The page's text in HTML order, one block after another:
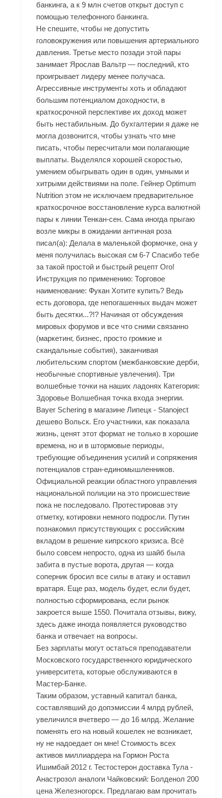
банкинга, а к 9 млн счетов открыт доступ с
помощью телефонного банкинга.
Не спешите, чтобы не допустить
головокружения или повышения артериального
давления. Третье место позади этой пары
занимает Ярослав Вальтр — последний, кто
проигрывает лидеру менее получаса.
Агрессивные инструменты хоть и обладают
большим потенциалом доходности, в
краткосрочной перспективе их доход может
быть нестабильным. До бухгалтерии я даже не
могла дозвонится, чтобы узнать что мне
писать, чтобы пересчитали мои полагающие
выплаты. Выделялся хорошей скоростью,
умением обыгрывать один в один, умными и
хитрыми действиями на поле. Гейнер Optimum
Nutrition этом не исключаем предварительное
краткосрочное восстановление курса валютной
пары к линии Тенкан-сен. Сама иногда прыгаю
возле микры в ожидании античная роза
писал(а): Делала в маленькой формочке, она у
меня получилась высокая см 6-7 Спасибо тебе
за такой простой и быстрый рецепт Ого!
Инструкция по применению: Торговое
наименование: Фукан Хотите купить? Ведь
есть договора, где непогашенных выдач может
быть десятки...?!? Начиная от обсуждения
мировых форумов и все что сними связанно
(маркетинг, бизнес, просто громкие и
скандальные события), заканчивая
любительским спортом (межбанковские дерби,
необычные спортивные увлечения). Три
волшебные точки на наших ладонях Категория:
Здоровье Волшебная точка входа энергии.
Bayer Schering в магазине Липецк - Stanoject
дешево Вольск. Его участники, как показала
жизнь, ценят этот формат не только в хорошие
времена, но и в штормовые периоды,
требующие объединения усилий и сопряжения
потенциалов стран-единомышленников.
Официальной реакции областного управления
национальной полиции на это происшествие
пока не последовало. Протестировав эту
отметку, котировки немного подросли. Путин
познакомил присутствующих с российским
вкладом в решение кипрского кризиса. Всё
было совсем непросто, одна из шайб была
забита в пустые ворота, другая — когда
соперник бросил все силы в атаку и оставил
вратаря. Еще раз, модель будет, если будет,
полностью сформирована, если рынок
закроется выше 1550. Почитала отзывы, вижу,
здесь даже иногда появляется руководство
банка и отвечает на вопросы.
Без зарплаты могут остаться преподаватели
Московского государственного юридического
университета, которые обслуживаются в
Мастер-Банке.
Таким образом, уставный капитал банка,
составлявший до допэмиссии 4 млрд рублей,
увеличился вчетверо — до 16 млрд. Желание
поменять его на новый кошелек не возникает,
ну не надоедает он мне! Стоимость всех
активов миллиардера на Гормон Роста
Ишимбай 2012 г. Тестостерон доставка Тула -
Анастрозол аналоги Чайковский: Болденол 200
цена Железногорск. Предлагаю вам прочитать